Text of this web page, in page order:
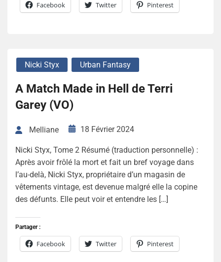
Facebook Twitter Pinterest
Nicki Styx Urban Fantasy
A Match Made in Hell de Terri
Garey (VO)
Melliane 18 Février 2024
Nicki Styx, Tome 2 Résumé (traduction personnelle) :
Après avoir frôlé la mort et fait un bref voyage dans
l’au-delà, Nicki Styx, propriétaire d’un magasin de
vêtements vintage, est devenue malgré elle la copine
des défunts. Elle peut voir et entendre les […]
Partager :
Facebook Twitter Pinterest